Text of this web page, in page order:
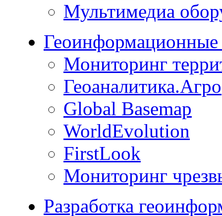
Мультимедиа
Геоинформационные
Мониторинг
Геоаналитика.Агро
Global Basemap
WorldEvolution
FirstLook
Мониторинг
Разработка